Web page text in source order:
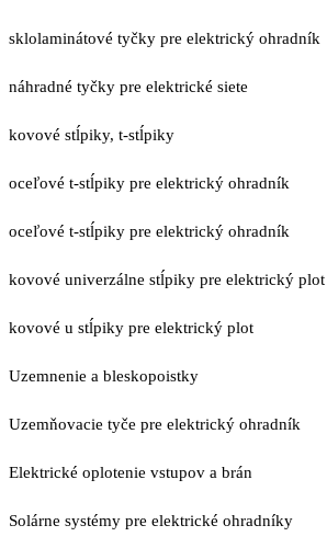
sklolaminátové tyčky pre elektrický ohradník
náhradné tyčky pre elektrické siete
kovové stĺpiky, t-stĺpiky
oceľové t-stĺpiky pre elektrický ohradník
oceľové t-stĺpiky pre elektrický ohradník
kovové univerzálne stĺpiky pre elektrický plot
kovové u stĺpiky pre elektrický plot
Uzemnenie a bleskopoistky
Uzemňovacie tyče pre elektrický ohradník
Elektrické oplotenie vstupov a brán
Solárne systémy pre elektrické ohradníky